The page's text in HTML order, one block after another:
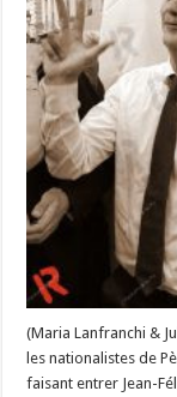
(Maria Lanfranchi &
les nationalistes de
faisant entrer Jean-